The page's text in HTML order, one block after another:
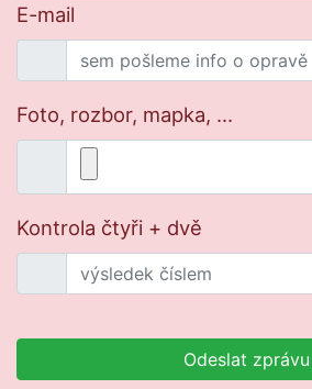
E-mail
Foto, rozbor, mapka, ...
Kontrola čtyři + dvě
Odeslat zprávu